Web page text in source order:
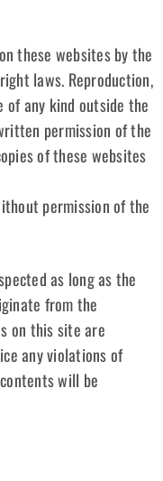
these websites by the
laws. Reproduction,
any kind outside the
permission of the
of these websites
permission of the
as long as the
from the
on this site are
any violations of
will be